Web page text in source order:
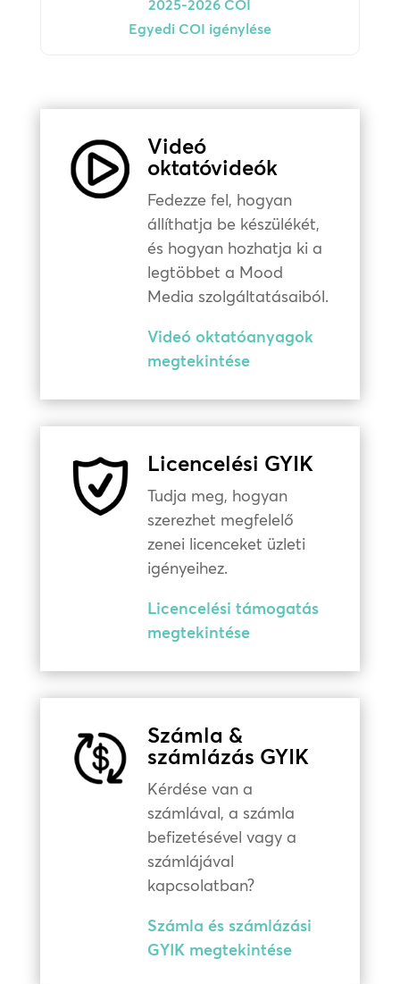
2025-2026 COI
Egyedi COI igénylése
Videó
oktatóvideók
Fedezze fel, hogyan
állíthatja be készülékét,
és hogyan hozhatja ki a
legtöbbet a Mood
Media szolgáltatásaiból.
Videó oktatóanyagok
megtekintése
Licencelési GYIK
Tudja meg, hogyan
szerezhet megfelelő
zenei licenceket üzleti
igényeihez.
Licencelési támogatás
megtekintése
Számla &
számlázás GYIK
Kérdése van a
számlával, a számla
befizetésével vagy a
számlájával
kapcsolatban?
Számla és számlázási
GYIK megtekintése